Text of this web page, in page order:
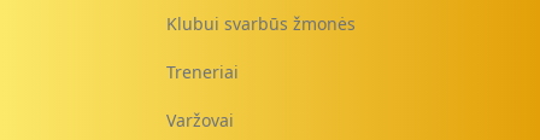
Klubui svarbūs žmonės
Treneriai
Varžovai